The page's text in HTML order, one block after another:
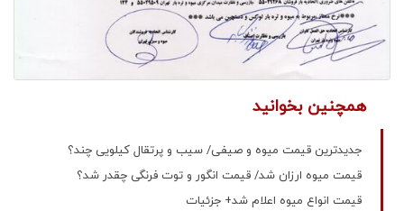
همچنین بخوانید
جدیدترین قیمت میوه و صیفی/ سیب و پرتقال کیلویی چند؟
قیمت میوه ارزان شد/ قیمت انگور و توت فرنگی چقدر شد؟
قیمت انواع میوه اعلام شد+ جزئیات